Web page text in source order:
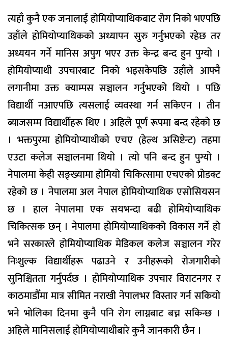
त्यहाँ कुनै एक जनालाई होमियोप्याथिकबाट रोग निको भएपछि
उहाँले होमियोप्याथिकको अध्यापन सुरु गर्नुभएको रहेछ तर
अध्ययन गर्ने मानिस अपुग भएर उक्त केन्द्र बन्द हुन पुग्यो ।
होमियोप्याथी उपचारबाट निको भइसकेपछि उहाँले आफ्नै
लगानीमा उक्त क्याम्पस सञ्चालन गर्नुभएको थियो । पछि
विद्यार्थी नआएपछि त्यसलाई व्यवस्था गर्न सकिएन । तीन
ब्याजसम्म विद्यार्थीहरू थिए । अहिले पूर्ण रूपमा बन्द रहेको छ
। भक्तपुरमा होमियोप्याथीको एचए (हेल्थ असिष्टेन्ट) तहमा
एउटा कलेज सञ्चालनमा थियो । त्यो पनि बन्द हुन पुग्यो ।
नेपालमा केही सङ्ख्यामा होमियो चिकित्सामा एचएको प्रोडक्ट
रहेको छ । नेपालमा अल नेपाल होमियोप्याथिक एसोसियसन
छ । हाल नेपालमा एक सयभन्दा बढी होमियोप्याथिक
चिकित्सक छन् । नेपालमा होमियोप्याथिकको विकास गर्ने हो
भने सरकारले होमियोप्याथिक मेडिकल कलेज सञ्चालन गरेर
निःशुल्क विद्यार्थीहरू पढाउने र उनीहरूको रोजगारीको
सुनिश्चितता गर्नुपर्दछ । होमियोप्याथिक उपचार विराटनगर र
काठमाडौँमा मात्र सीमित नराखी नेपालभर विस्तार गर्न सकियो
भने भोलिका दिनमा कुनै पनि रोग लाग्नबाट बच्न सकिन्छ ।
अहिले मानिसलाई होमियोप्याथीबारे कुनै जानकारी छैन ।